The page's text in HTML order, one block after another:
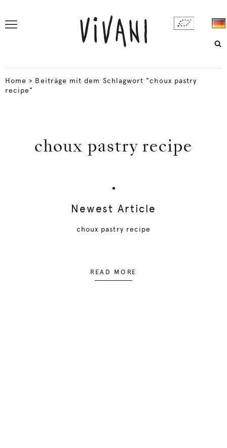
Home > Beiträge mit dem Schlagwort "choux pastry
recipe"
choux pastry recipe
Newest Article
choux pastry recipe
READ MORE